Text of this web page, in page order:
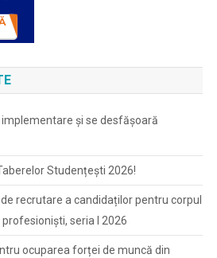
implementare și se desfășoară
Studențești 2026!
recrutare a candidaților pentru corpul
seria I 2026
ocuparea forței de muncă din